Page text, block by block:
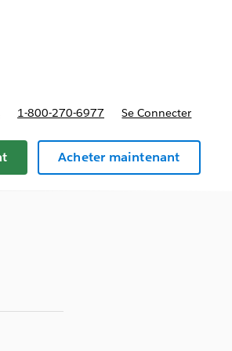
1-800-270-6977 Se Connecter
Acheter maintenant